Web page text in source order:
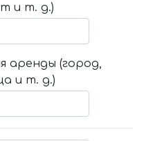
и т. д.)
аренды (город,
и т. д.)